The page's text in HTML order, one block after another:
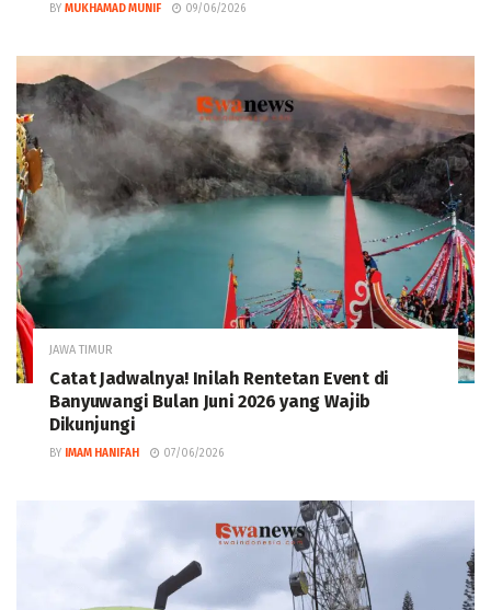
BY MUKHAMAD MUNIF 09/06/2026
JAWA TIMUR
Catat Jadwalnya! Inilah Rentetan Event di
Banyuwangi Bulan Juni 2026 yang Wajib
Dikunjungi
BY IMAM HANIFAH 07/06/2026